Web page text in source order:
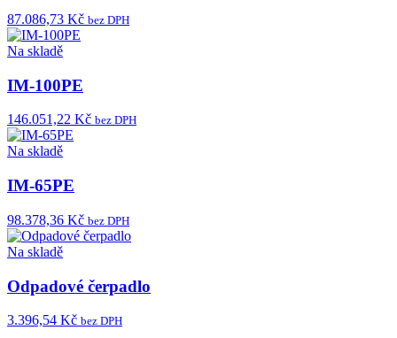
87.086,73 Kč bez DPH
Na skladě
IM-100PE
146.051,22 Kč bez DPH
Na skladě
IM-65PE
98.378,36 Kč bez DPH
Na skladě
Odpadové čerpadlo
3.396,54 Kč bez DPH